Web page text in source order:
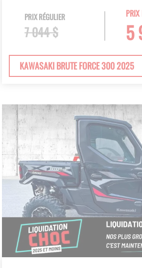
PRIX
5
PRIX RÉGULIER
7 044 $
KAWASAKI BRUTE FORCE 300 2025